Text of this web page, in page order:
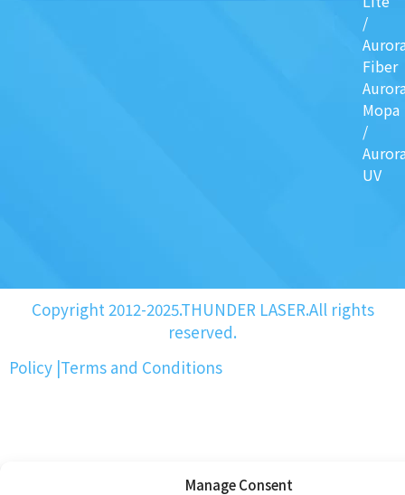
Manage Consent
/
Fiber
Mopa
/
UV
Copyright 2012-2025.THUNDER LASER.All rights
reserved.
Policy |Terms and Conditions